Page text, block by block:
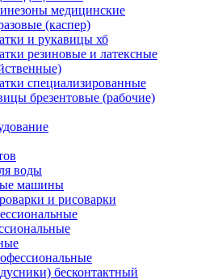
медицинские
(каспер)
и рукавицы хб
резиновые и латексные
специализированные
брезентовые (рабочие)
воды
машины
и рисоварки
бесконтактный